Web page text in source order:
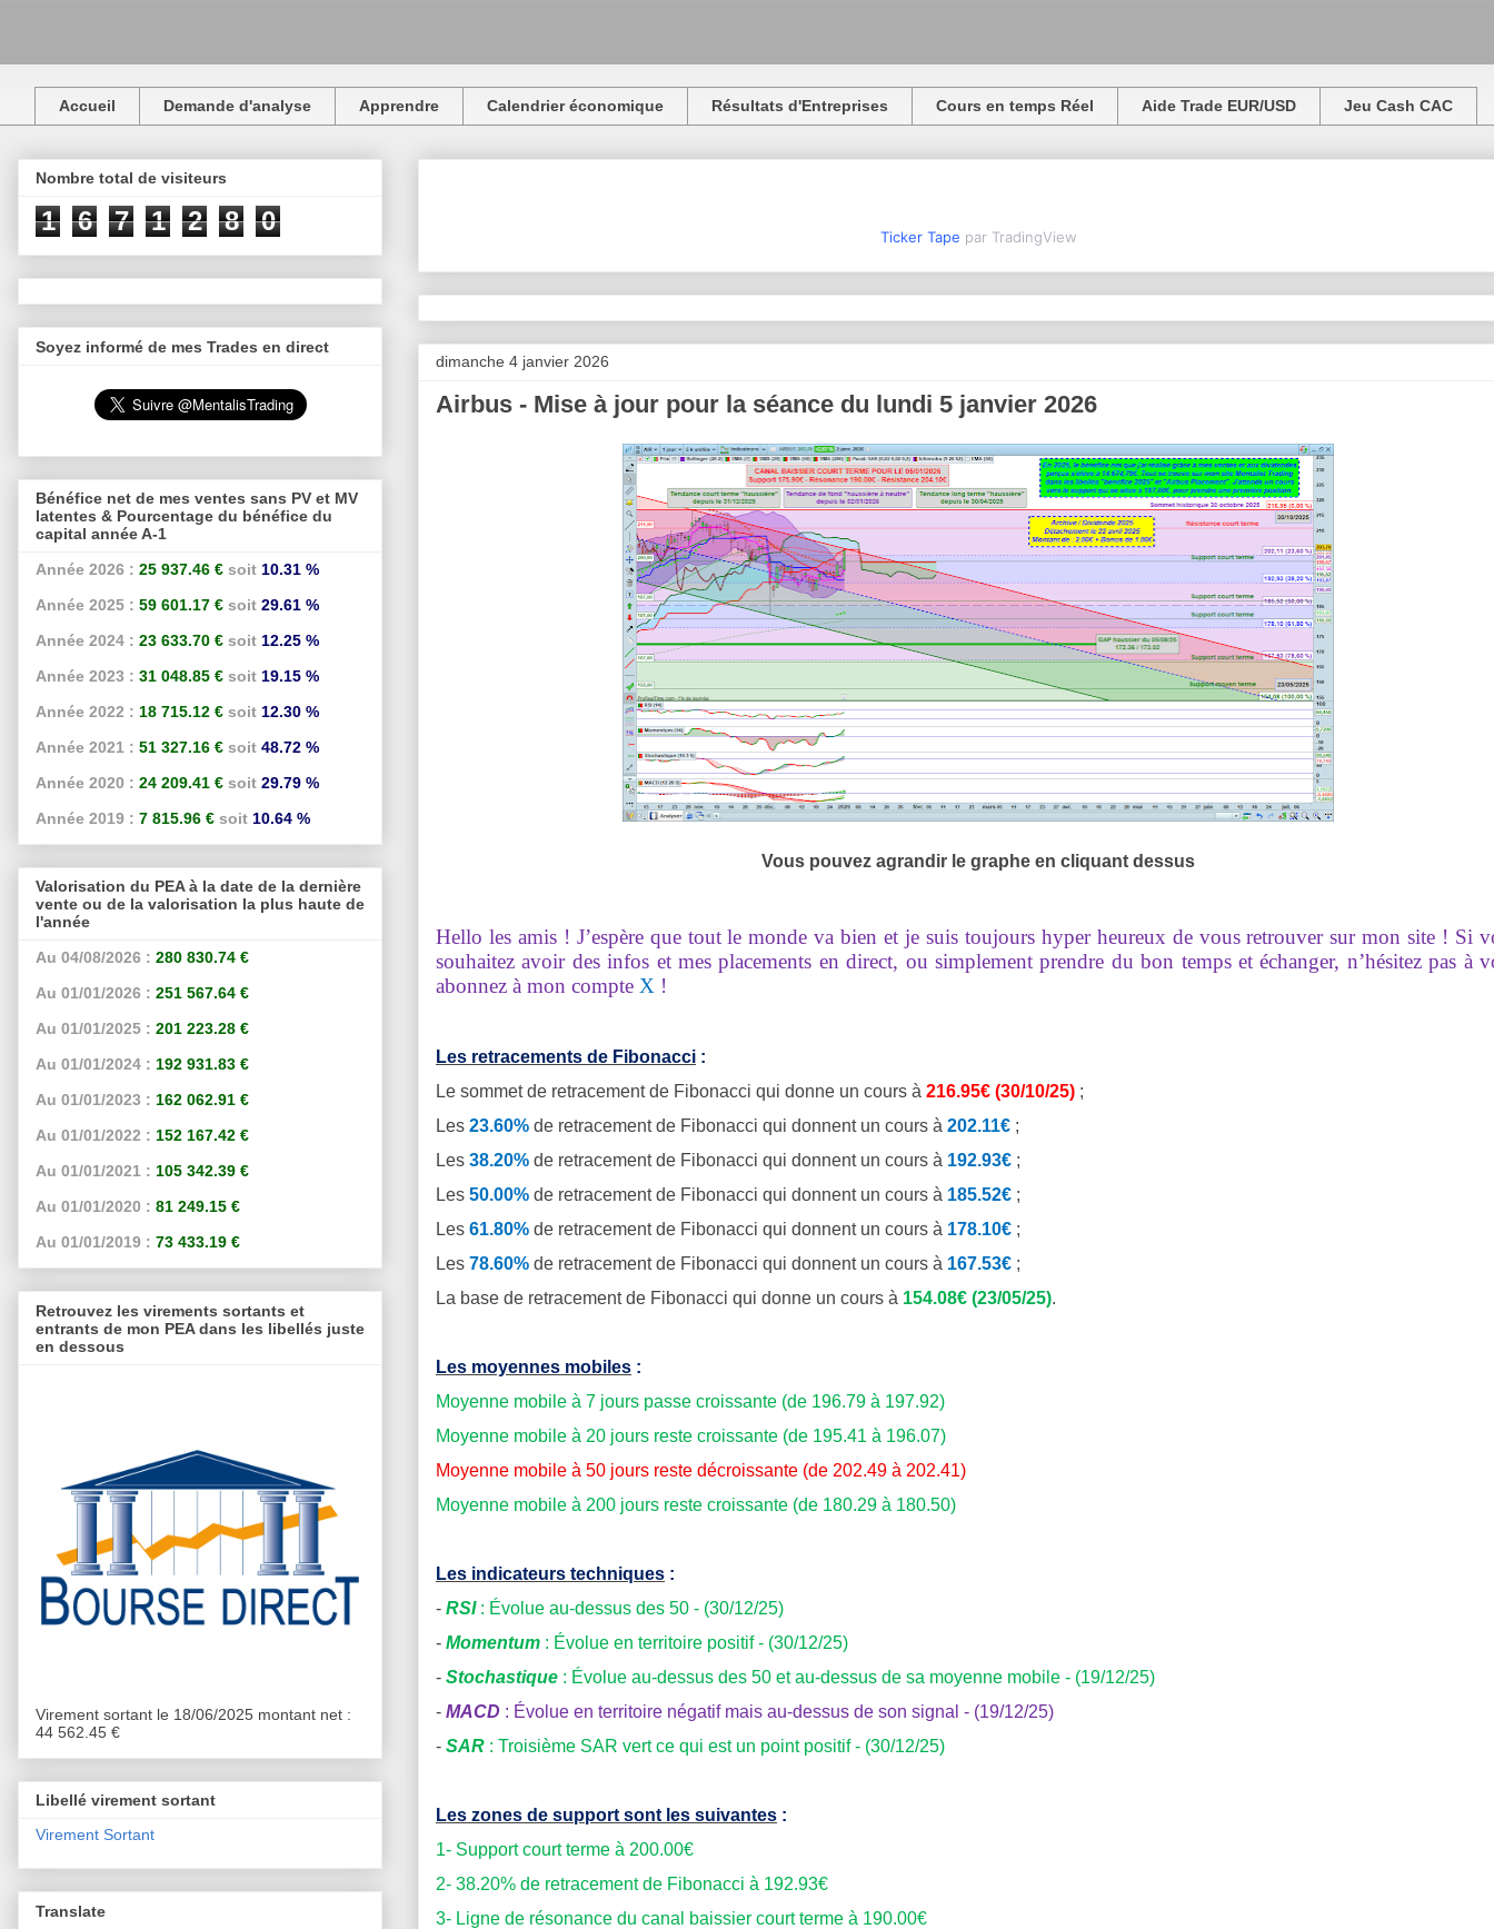
Accueil Demande d'analyse Apprendre Calendrier économique Résultats d'Entreprises Cours en temps Réel Aide Trade EUR/USD Jeu Cash CAC
Ticker Tape par TradingView
dimanche 4 janvier 2026
Airbus - Mise à jour pour la séance du lundi 5 janvier 2026
Vous pouvez agrandir le graphe en cliquant dessus
Hello les amis ! J’espère que tout le monde va bien et je suis toujours hyper heureux de vous retrouver sur mon site ! Si
souhaitez avoir des infos et mes placements en direct, ou simplement prendre du bon temps et échanger, n’hésitez pas à
abonnez à mon compte X !
Les retracements de Fibonacci :
Le sommet de retracement de Fibonacci qui donne un cours à 216.95€ (30/10/25) ;
Les 23.60% de retracement de Fibonacci qui donnent un cours à 202.11€ ;
Les 38.20% de retracement de Fibonacci qui donnent un cours à 192.93€ ;
Les 50.00% de retracement de Fibonacci qui donnent un cours à 185.52€ ;
Les 61.80% de retracement de Fibonacci qui donnent un cours à 178.10€ ;
Les 78.60% de retracement de Fibonacci qui donnent un cours à 167.53€ ;
La base de retracement de Fibonacci qui donne un cours à 154.08€ (23/05/25).
Les moyennes mobiles :
Moyenne mobile à 7 jours passe croissante (de 196.79 à 197.92)
Moyenne mobile à 20 jours reste croissante (de 195.41 à 196.07)
Moyenne mobile à 50 jours reste décroissante (de 202.49 à 202.41)
Moyenne mobile à 200 jours reste croissante (de 180.29 à 180.50)
Les indicateurs techniques :
- RSI: Évolue au-dessus des 50 - (30/12/25)
- Momentum : Évolue en territoire positif - (30/12/25)
- Stochastique : Évolue au-dessus des 50 et au-dessus de sa moyenne mobile - (19/12/25)
- MACD : Évolue en territoire négatif mais au-dessus de son signal - (19/12/25)
- SAR : Troisième SAR vert ce qui est un point positif - (30/12/25)
Les zones de support sont les suivantes :
1- Support court terme à 200.00€
2- 38.20% de retracement de Fibonacci à 192.93€
3- Ligne de résonance du canal baissier court terme à 190.00€
Nombre total de visiteurs
1 6 7 1 2 8 0
Soyez informé de mes Trades en direct
Bénéfice net de mes ventes sans PV et MV
latentes & Pourcentage du bénéfice du
capital année A-1
Année 2026 : 25 937.46 € soit 10.31 %
Année 2025 : 59 601.17 € soit 29.61 %
Année 2024 : 23 633.70 € soit 12.25 %
Année 2023 : 31 048.85 € soit 19.15 %
Année 2022 : 18 715.12 € soit 12.30 %
Année 2021 : 51 327.16 € soit 48.72 %
Année 2020 : 24 209.41 € soit 29.79 %
Année 2019 : 7 815.96 € soit 10.64 %
Valorisation du PEA à la date de la dernière
vente ou de la valorisation la plus haute de
l'année
Au 04/08/2026 : 280 830.74 €
Au 01/01/2026 : 251 567.64 €
Au 01/01/2025 : 201 223.28 €
Au 01/01/2024 : 192 931.83 €
Au 01/01/2023 : 162 062.91 €
Au 01/01/2022 : 152 167.42 €
Au 01/01/2021 : 105 342.39 €
Au 01/01/2020 : 81 249.15 €
Au 01/01/2019 : 73 433.19 €
Retrouvez les virements sortants et
entrants de mon PEA dans les libellés juste
en dessous
Virement sortant le 18/06/2025 montant net :
44 562.45 €
Libellé virement sortant
Virement Sortant
Translate